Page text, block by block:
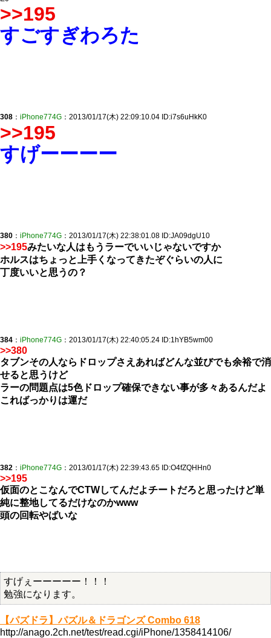
>>195
すごすぎわろた
308 ： iPhone774G ：2013/01/17(木) 22:09:10.04 ID:i7s6uHkK0
>>195
すげーーーー
380 ： iPhone774G ：2013/01/17(木) 22:38:01.08 ID:JA09dgU10
>>195みたいな人はもうラーでいいじゃないですか
ホルスはちょっと上手くなってきたぞぐらいの人に
丁度いいと思うの？
384 ： iPhone774G ：2013/01/17(木) 22:40:05.24 ID:1hYB5wm00
>>380
タブンその人ならドロップさえあればどんな並びでも余裕で消
せると思うけど
ラーの問題点は5色ドロップ確保できない事が多々あるんだよ
こればっかりは運だ
382 ： iPhone774G ：2013/01/17(木) 22:39:43.65 ID:O4fZQHHn0
>>195
仮面のとこなんでCTWしてんだよチートだろと思ったけど単
純に整地してるだけなのかwww
頭の回転やばいな
すげぇーーーーー！！！
勉強になります。
【パズドラ】パズル＆ドラゴンズ Combo 618
http://anago.2ch.net/test/read.cgi/iPhone/1358414106/